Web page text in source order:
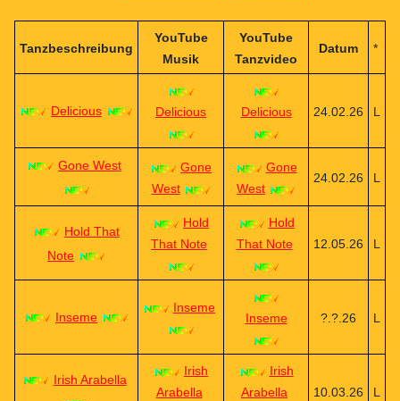
Tanzbeschreibung
YouTube
Musik
YouTube
Tanzvideo
Datum *
Delicious Delicious Delicious 24.02.26 L
Gone West
Gone
West
Gone
West
24.02.26 L
Hold That
Note
Hold
That Note
Hold
That Note
12.05.26 L
Inseme
Inseme
Inseme ?.?.26 L
Irish Arabella
Irish
Arabella
Irish
Arabella
10.03.26 L